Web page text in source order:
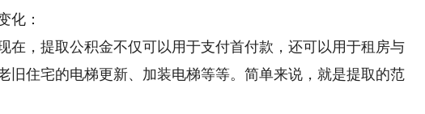
化：
，提取公积金不仅可以用于支付首付款，还可以用于租房与
旧住宅的电梯更新、加装电梯等等。简单来说，就是提取的范